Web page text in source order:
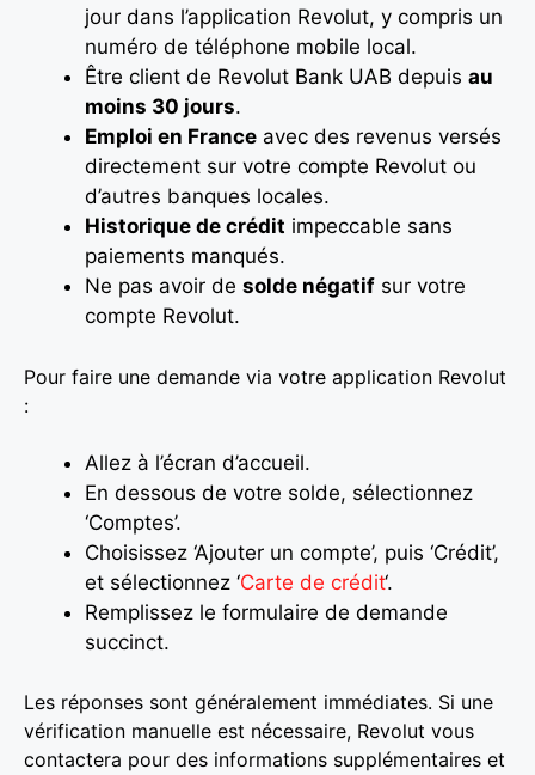
jour dans l’application Revolut, y compris un
numéro de téléphone mobile local.
Être client de Revolut Bank UAB depuis au
moins 30 jours.
Emploi en France avec des revenus versés
directement sur votre compte Revolut ou
d’autres banques locales.
Historique de crédit impeccable sans
paiements manqués.
Ne pas avoir de solde négatif sur votre
compte Revolut.
Pour faire une demande via votre application Revolut
:
Allez à l’écran d’accueil.
En dessous de votre solde, sélectionnez
‘Comptes’.
Choisissez ‘Ajouter un compte’, puis ‘Crédit’,
et sélectionnez ‘Carte de crédit‘.
Remplissez le formulaire de demande
succinct.
Les réponses sont généralement immédiates. Si une
vérification manuelle est nécessaire, Revolut vous
contactera pour des informations supplémentaires et